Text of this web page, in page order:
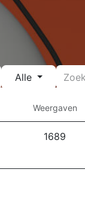
Alle
Weergaven
1689